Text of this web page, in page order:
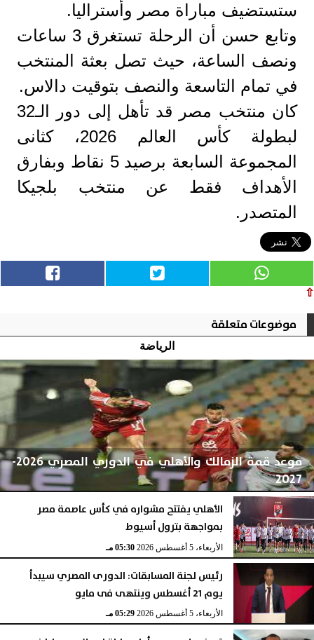
ستستضيف مباراة مصر وأستراليا.
وتابع حسن أن الرحلة تستغرق 3 ساعات
ونصف الساعة، حيث تصل بعثة المنتخب
في تمام التاسعة والنصف بتوقيت دالاس.
كان منتخب مصر قد تأهل إلى دور الـ32
لبطولة كأس العالم 2026، كثانى
المجموعة السابعة برصيد 5 نقاط وبفارق
الأهداف فقط عن منتخب بلجيكا
المتصدر.
⇧
موضوعات متعلقة
الرياضة
موعد قمة الزمالك والأهلي في الدوري المصري 2026-
2027
الأربعاء، 5 أغسطس 2026 05:59 مـ
الأهلي يفتتح مشواره في كأس عاصمة مصر
بمواجهة بترول أسيوط
الأربعاء، 5 أغسطس 2026 05:30 مـ
رئيس لجنة المسابقات: الدورى المصري سيبدأ
يوم 21 أغسطس وينتهى فى مايو
الأربعاء، 5 أغسطس 2026 05:29 مـ